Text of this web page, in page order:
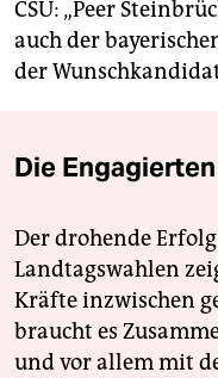
CSU: „Peer
auch der
der Wunschkandidat
Die
Der drohende
Landtagswahlen
Kräfte inzwischen
braucht es
und vor allem mit